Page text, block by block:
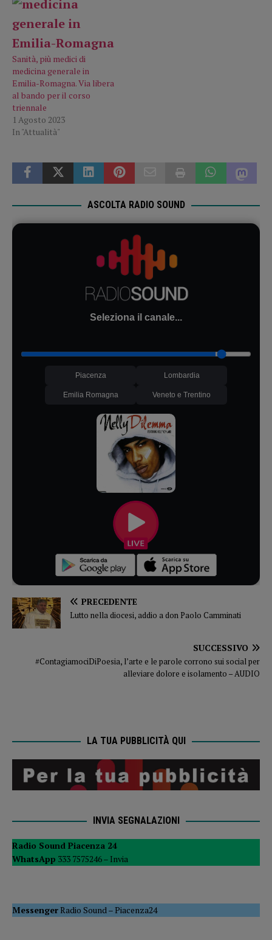
Sanità, più medici di
medicina generale in
Emilia-Romagna. Via libera
al bando per il corso
triennale
1 Agosto 2023
In "Attualità"
ASCOLTA RADIO SOUND
Seleziona il canale...
Piacenza Lombardia
Emilia Romagna Veneto e Trentino
PRECEDENTE
Lutto nella diocesi, addio a don Paolo Camminati
SUCCESSIVO
#ContagiamociDiPoesia, l’arte e le parole corrono sui social per
alleviare dolore e isolamento – AUDIO
LA TUA PUBBLICITÀ QUI
INVIA SEGNALAZIONI
Radio Sound Piacenza 24
WhatsApp 333 7575246 – Invia
MessengerRadio Sound –Piacenza24